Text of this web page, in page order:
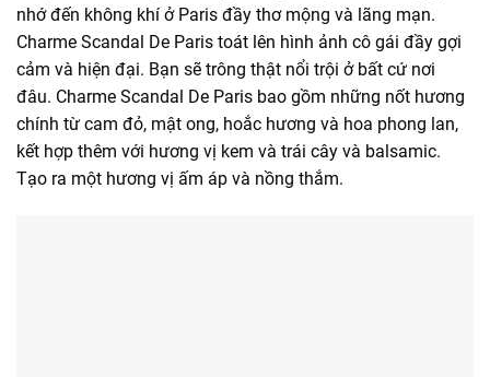
nhớ đến không khí ở Paris đầy thơ mộng và lãng mạn.
Charme Scandal De Paris toát lên hình ảnh cô gái đầy gợi
cảm và hiện đại. Bạn sẽ trông thật nổi trội ở bất cứ nơi
đâu. Charme Scandal De Paris bao gồm những nốt hương
chính từ cam đỏ, mật ong, hoắc hương và hoa phong lan,
kết hợp thêm với hương vị kem và trái cây và balsamic.
Tạo ra một hương vị ấm áp và nồng thắm.